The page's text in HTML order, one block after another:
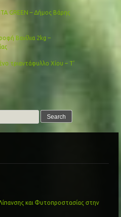
GREEN – Δήμος Βάρης
Βανίλια 2kg –
τριαντάφυλλο Χίου – Τ’
και Φυτοπροστασίας στην